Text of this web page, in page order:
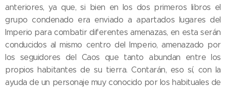
anteriores, ya que, si bien en los dos primeros libros el
grupo condenado era enviado a apartados lugares del
Imperio para combatir diferentes amenazas, en esta serán
conducidos al mismo centro del Imperio, amenazado por
los seguidores del Caos que tanto abundan entre los
propios habitantes de su tierra. Contarán, eso sí, con la
ayuda de un personaje muy conocido por los habituales de